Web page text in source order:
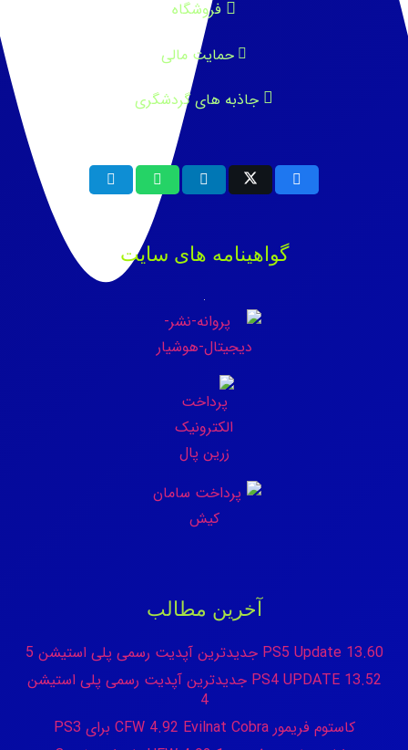
فروشگاه
حمایت مالی
جاذبه های گردشگری
گواهینامه های سایت
آخرین مطالب
PS5 Update 13.60 جدیدترین آپدیت رسمی پلی استیشن 5
PS4 UPDATE 13.52 جدیدترین آپدیت رسمی پلی استیشن
4
کاستوم فریمور CFW 4.92 Evilnat Cobra برای PS3